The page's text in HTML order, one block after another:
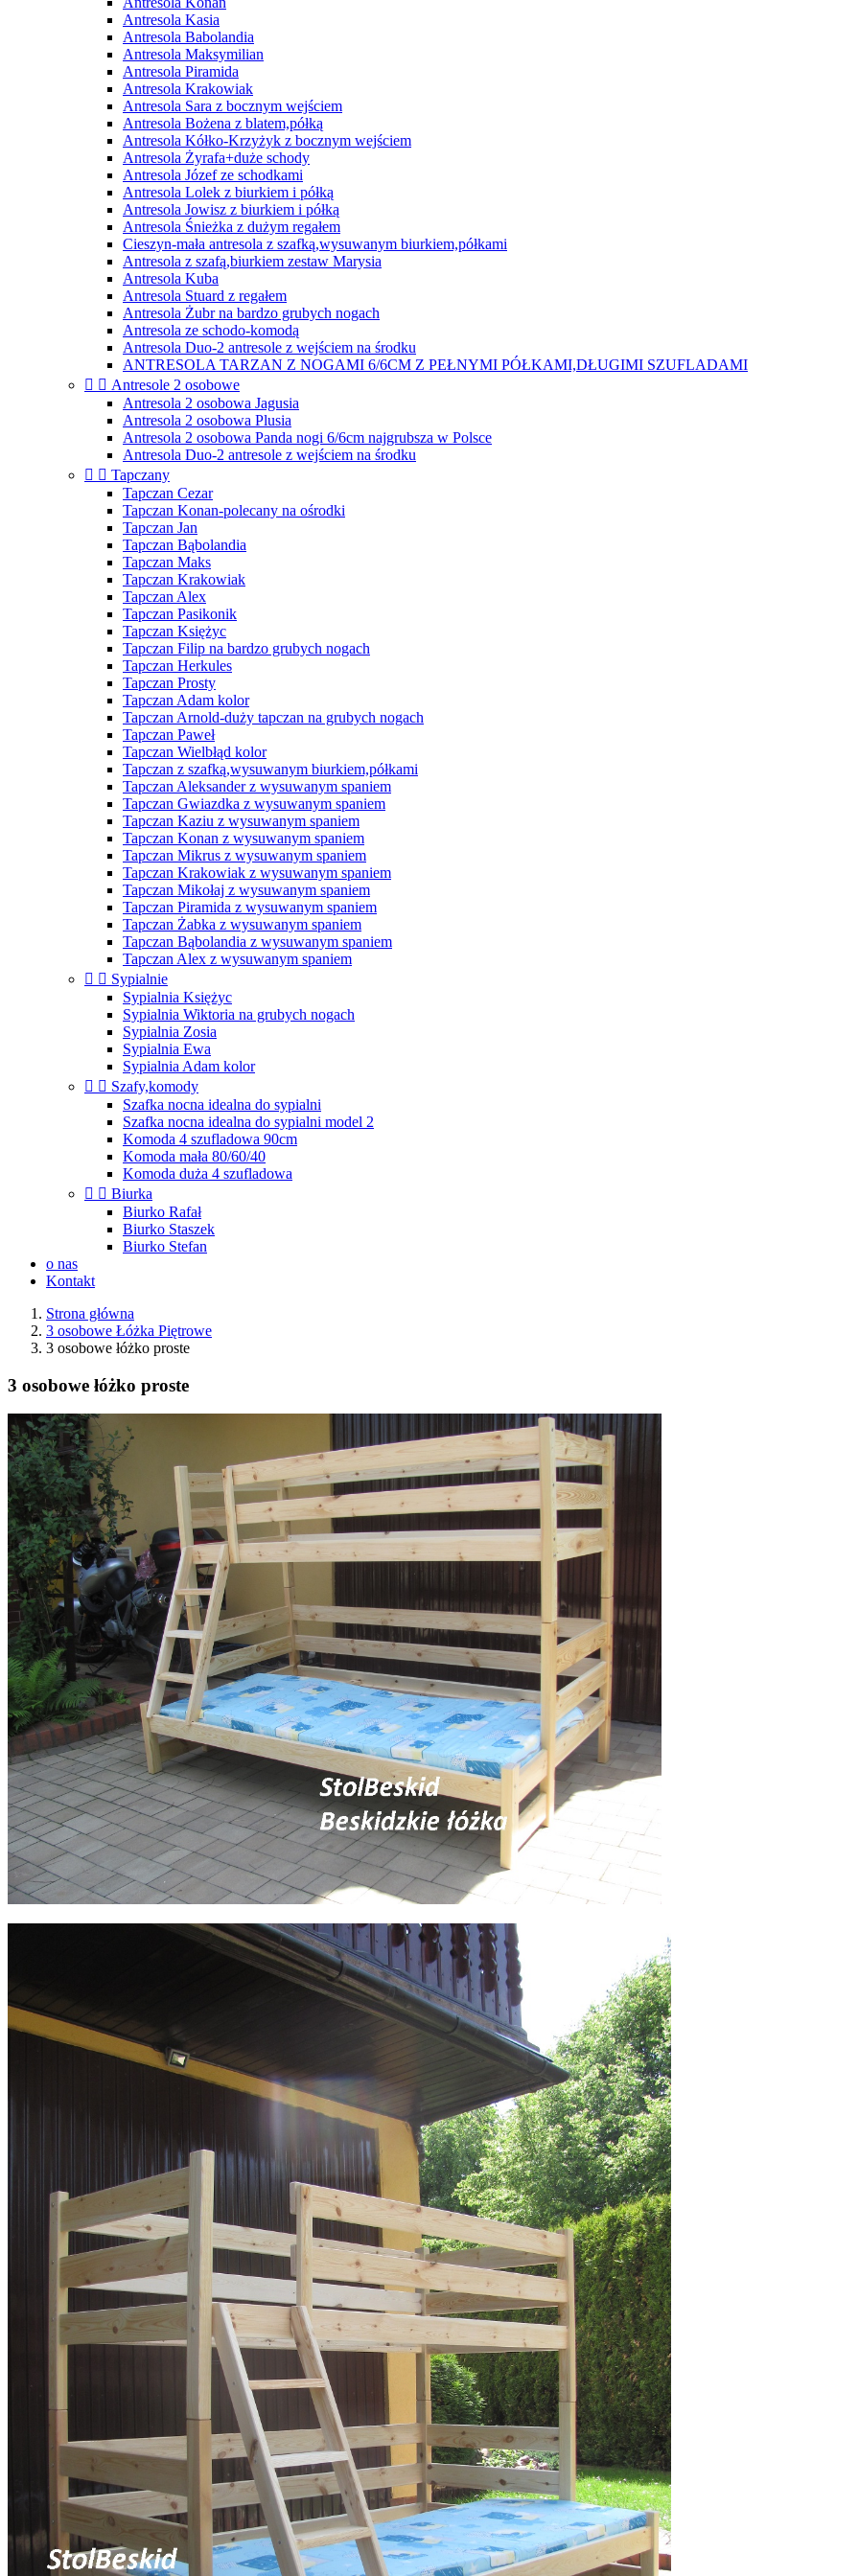
Antresola Kasia
Antresola Babolandia
Antresola Maksymilian
Antresola Piramida
Antresola Krakowiak
Antresola Sara z bocznym wejściem
Antresola Bożena z blatem,półką
Antresola Kółko-Krzyżyk z bocznym wejściem
Antresola Żyrafa+duże schody
Antresola Józef ze schodkami
Antresola Lolek z biurkiem i półką
Antresola Jowisz z biurkiem i półką
Antresola Śnieżka z dużym regałem
Cieszyn-mała antresola z szafką,wysuwanym biurkiem,półkami
Antresola z szafą,biurkiem zestaw Marysia
Antresola Kuba
Antresola Stuard z regałem
Antresola Żubr na bardzo grubych nogach
Antresola ze schodo-komodą
Antresola Duo-2 antresole z wejściem na środku
ANTRESOLA TARZAN Z NOGAMI 6/6CM Z PEŁNYMI PÓŁKAMI,DŁUGIMI SZUFLADAMI
  Antresole 2 osobowe
Antresola 2 osobowa Jagusia
Antresola 2 osobowa Plusia
Antresola 2 osobowa Panda nogi 6/6cm najgrubsza w Polsce
Antresola Duo-2 antresole z wejściem na środku
  Tapczany
Tapczan Cezar
Tapczan Konan-polecany na ośrodki
Tapczan Jan
Tapczan Bąbolandia
Tapczan Maks
Tapczan Krakowiak
Tapczan Alex
Tapczan Pasikonik
Tapczan Księżyc
Tapczan Filip na bardzo grubych nogach
Tapczan Herkules
Tapczan Prosty
Tapczan Adam kolor
Tapczan Arnold-duży tapczan na grubych nogach
Tapczan Paweł
Tapczan Wielbłąd kolor
Tapczan z szafką,wysuwanym biurkiem,półkami
Tapczan Aleksander z wysuwanym spaniem
Tapczan Gwiazdka z wysuwanym spaniem
Tapczan Kaziu z wysuwanym spaniem
Tapczan Konan z wysuwanym spaniem
Tapczan Mikrus z wysuwanym spaniem
Tapczan Krakowiak z wysuwanym spaniem
Tapczan Mikołaj z wysuwanym spaniem
Tapczan Piramida z wysuwanym spaniem
Tapczan Żabka z wysuwanym spaniem
Tapczan Bąbolandia z wysuwanym spaniem
Tapczan Alex z wysuwanym spaniem
  Sypialnie
Sypialnia Księżyc
Sypialnia Wiktoria na grubych nogach
Sypialnia Zosia
Sypialnia Ewa
Sypialnia Adam kolor
  Szafy,komody
Szafka nocna idealna do sypialni
Szafka nocna idealna do sypialni model 2
Komoda 4 szufladowa 90cm
Komoda mała 80/60/40
Komoda duża 4 szufladowa
  Biurka
Biurko Rafał
Biurko Staszek
Biurko Stefan
o nas
Kontakt
Strona główna
3 osobowe Łóżka Piętrowe
3 osobowe łóżko proste
3 osobowe łóżko proste